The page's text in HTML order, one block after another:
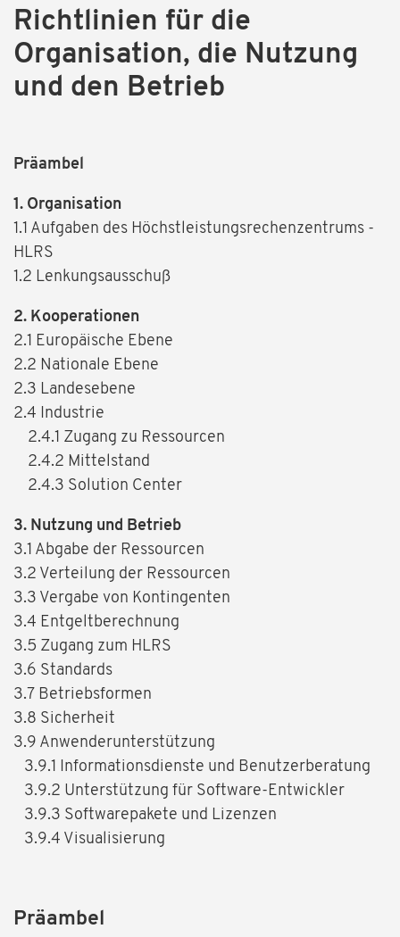
Richtlinien für die
Organisation, die Nutzung
und den Betrieb
Präambel
1. Organisation
1.1 Aufgaben des Höchstleistungsrechenzentrums -
HLRS
1.2 Lenkungsausschuß
2. Kooperationen
2.1 Europäische Ebene
2.2 Nationale Ebene
2.3 Landesebene
2.4 Industrie
2.4.1 Zugang zu Ressourcen
2.4.2 Mittelstand
2.4.3 Solution Center
3. Nutzung und Betrieb
3.1 Abgabe der Ressourcen
3.2 Verteilung der Ressourcen
3.3 Vergabe von Kontingenten
3.4 Entgeltberechnung
3.5 Zugang zum HLRS
3.6 Standards
3.7 Betriebsformen
3.8 Sicherheit
3.9 Anwenderunterstützung
3.9.1 Informationsdienste und Benutzerberatung
3.9.2 Unterstützung für Software-Entwickler
3.9.3 Softwarepakete und Lizenzen
3.9.4 Visualisierung
Präambel